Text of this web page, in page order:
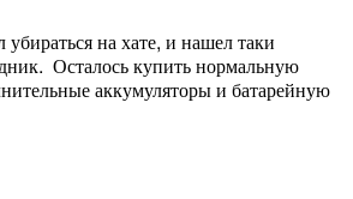
убираться на хате, и нашел таки
Осталось купить нормальную
аккумуляторы и батарейную